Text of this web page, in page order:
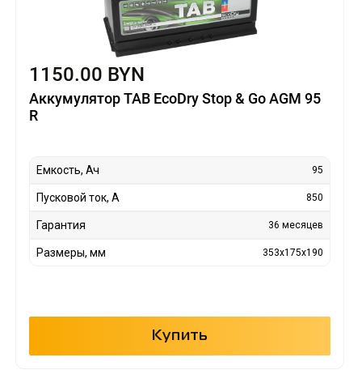
1150.00 BYN
Аккумулятор TAB EcoDry Stop & Go AGM 95
R
Емкость, Ач 95
Пусковой ток, А 850
Гарантия 36 месяцев
Размеры, мм 353x175x190
Купить